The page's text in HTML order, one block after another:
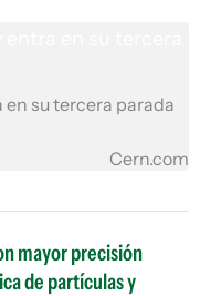
en su tercera parada
Cern.com
mayor precisión
de partículas y